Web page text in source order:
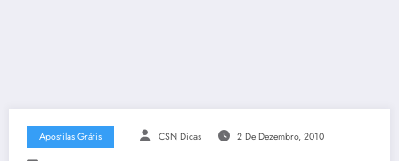
Apostilas Grátis CSN Dicas 2 De Dezembro, 2010